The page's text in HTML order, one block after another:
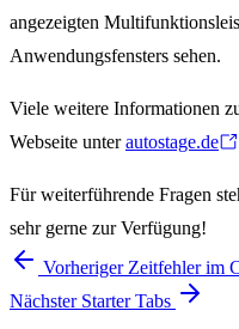
angezeigten
Anwendungsfensters sehen.
Viele weitere Informationen
Webseite unterautostage.de
Für weiterführende Fragen
sehr gerne zur Verfügung!
Vorheriger Zeitfehler im
Nächster Starter Tabs